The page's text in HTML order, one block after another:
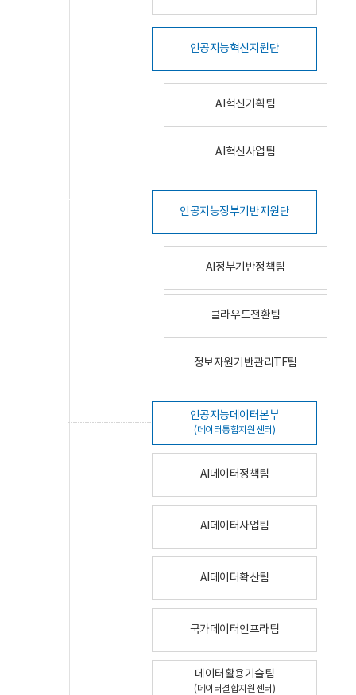
인공지능혁신지원단
AI혁신기획팀
AI혁신사업팀
인공지능정부기반지원단
AI정부기반정책팀
클라우드전환팀
정보자원기반관리TF팀
인공지능데이터본부
(데이터통합지원센터)
AI데이터정책팀
AI데이터사업팀
AI데이터확산팀
국가데이터인프라팀
데이터활용기술팀
(데이터결합지원센터)